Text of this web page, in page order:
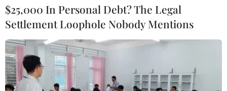
$25,000 In Personal Debt? The Legal
Settlement Loophole Nobody Mentions